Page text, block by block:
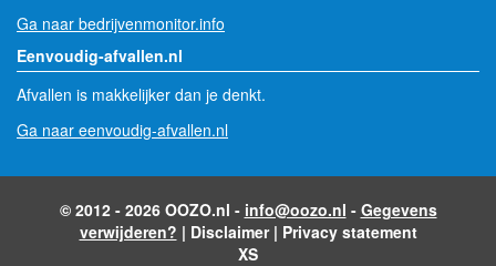
Ga naar bedrijvenmonitor.info
Eenvoudig-afvallen.nl
Afvallen is makkelijker dan je denkt.
Ga naar eenvoudig-afvallen.nl
© 2012 - 2026 OOZO.nl - info@oozo.nl - Gegevens
verwijderen? | Disclaimer| Privacy statement
XS